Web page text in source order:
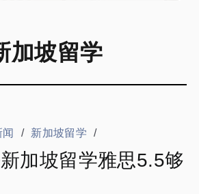
加坡留学
闻 / 新加坡留学 /
加坡留学雅思5.5够